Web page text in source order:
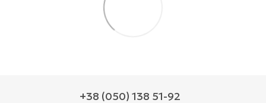
+38 (050) 138 51-92